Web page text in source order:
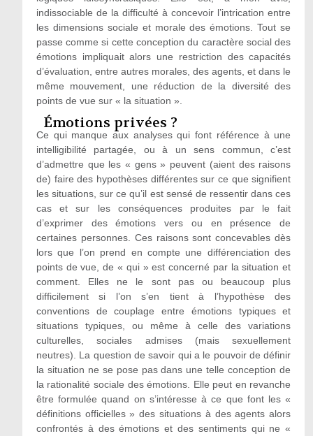
indissociable de la difficulté à concevoir l’intrication entre
les dimensions sociale et morale des émotions. Tout se
passe comme si cette conception du caractère social des
émotions impliquait alors une restriction des capacités
d’évaluation, entre autres morales, des agents, et dans le
même mouvement, une réduction de la diversité des
points de vue sur « la situation ».
Émotions privées ?
Ce qui manque aux analyses qui font référence à une
intelligibilité partagée, ou à un sens commun, c’est
d’admettre que les « gens » peuvent (aient des raisons
de) faire des hypothèses différentes sur ce que signifient
les situations, sur ce qu’il est sensé de ressentir dans ces
cas et sur les conséquences produites par le fait
d’exprimer des émotions vers ou en présence de
certaines personnes. Ces raisons sont concevables dès
lors que l’on prend en compte une différenciation des
points de vue, de « qui » est concerné par la situation et
comment. Elles ne le sont pas ou beaucoup plus
difficilement si l’on s’en tient à l’hypothèse des
conventions de couplage entre émotions typiques et
situations typiques, ou même à celle des variations
culturelles, sociales admises (mais sexuellement
neutres). La question de savoir qui a le pouvoir de définir
la situation ne se pose pas dans une telle conception de
la rationalité sociale des émotions. Elle peut en revanche
être formulée quand on s’intéresse à ce que font les «
définitions officielles » des situations à des agents alors
confrontés à des émotions et des sentiments qui ne «